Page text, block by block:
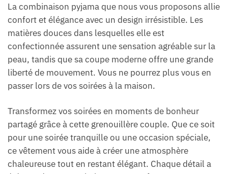
La combinaison pyjama que nous vous proposons allie
confort et élégance avec un design irrésistible. Les
matières douces dans lesquelles elle est
confectionnée assurent une sensation agréable sur la
peau, tandis que sa coupe moderne offre une grande
liberté de mouvement. Vous ne pourrez plus vous en
passer lors de vos soirées à la maison.
Transformez vos soirées en moments de bonheur
partagé grâce à cette grenouillère couple. Que ce soit
pour une soirée tranquille ou une occasion spéciale,
ce vêtement vous aide à créer une atmosphère
chaleureuse tout en restant élégant. Chaque détail a